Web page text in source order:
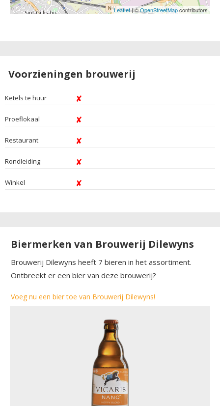
Leaflet| ©OpenStreetMapcontributors
Voorzieningen brouwerij
Ketels te huur
Proeflokaal
Restaurant
Rondleiding
Winkel
Biermerken van Brouwerij Dilewyns
Brouwerij Dilewyns heeft 7 bieren in het assortiment.
Ontbreekt er een bier van deze brouwerij?
Voeg nu een bier toe van Brouwerij Dilewyns!